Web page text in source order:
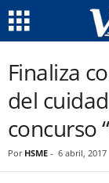
Finaliza
del
concurso
Por HSME - 6 abril, 2017